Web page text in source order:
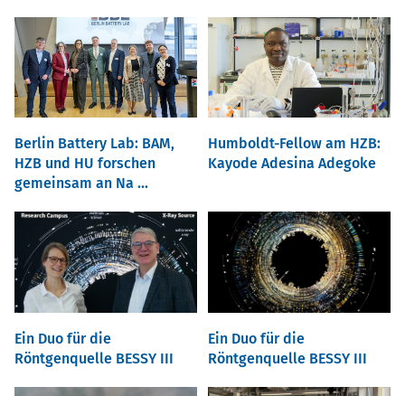
Berlin Battery Lab: BAM,
HZB und HU forschen
gemeinsam an Na ...
Humboldt-Fellow am HZB:
Kayode Adesina Adegoke
Ein Duo für die
Röntgenquelle BESSY III
Ein Duo für die
Röntgenquelle BESSY III